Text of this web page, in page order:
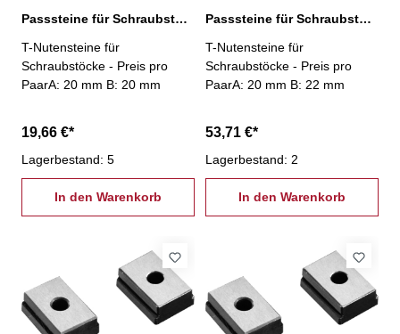
Passsteine für Schraubstöcke, 20/20 mm
T-Nutensteine für
Schraubstöcke - Preis pro
PaarA: 20 mm B: 20 mm
19,66 €*
Lagerbestand: 5
In den Warenkorb
Passsteine für Schraubstöcke, 20/22 mm
T-Nutensteine für
Schraubstöcke - Preis pro
PaarA: 20 mm B: 22 mm
53,71 €*
Lagerbestand: 2
In den Warenkorb